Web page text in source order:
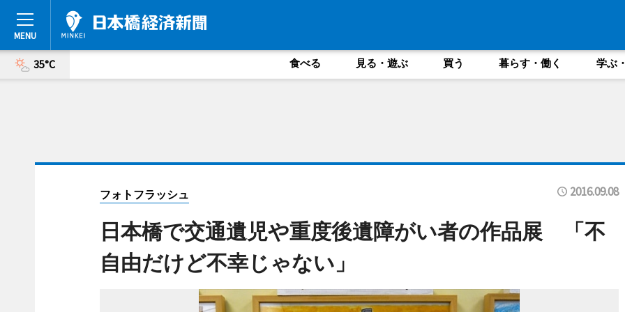
35°C 食べる 見る・遊ぶ 買う 暮らす・働く 学ぶ
フォトフラッシュ 2016.09.08
日本橋で交通遺児や重度後遺障がい者の作品展 「不
自由だけど不幸じゃない」